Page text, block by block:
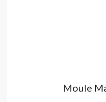
Moule